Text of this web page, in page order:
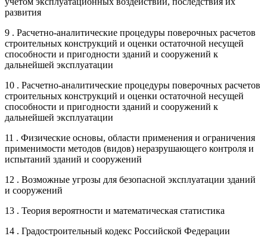
развития
9 . Расчетно-аналитические процедуры поверочных расчетов
строительных конструкций и оценки остаточной несущей
способности и пригодности зданий и сооружений к
дальнейшей эксплуатации
10 . Расчетно-аналитические процедуры поверочных расчетов
строительных конструкций и оценки остаточной несущей
способности и пригодности зданий и сооружений к
дальнейшей эксплуатации
11 . Физические основы, области применения и ограничения
применимости методов (видов) неразрушающего контроля и
испытаний зданий и сооружений
12 . Возможные угрозы для безопасной эксплуатации зданий
и сооружений
13 . Теория вероятности и математическая статистика
14 . Градостроительный кодекс Российской Федерации